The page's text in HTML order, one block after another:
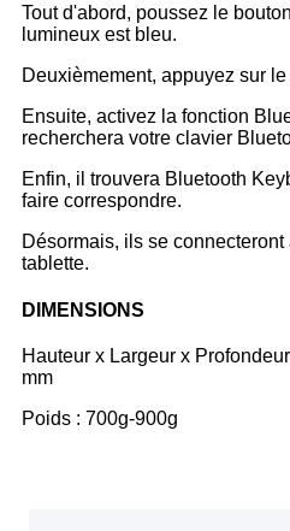
Tout d'abord, poussez le
lumineux est bleu.
Deuxièmement, appuyez sur
Ensuite, activez la fonction
recherchera votre clavier
Enfin, il trouvera Bluetooth
faire correspondre.
Désormais, ils se
tablette.
DIMENSIONS
Hauteur x Largeur x
mm
Poids : 700g-900g